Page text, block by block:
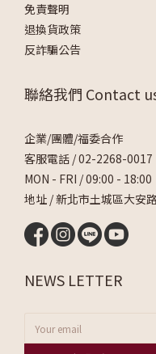
免責聲明
退換貨政策
反詐騙公告
聯絡我們 Contact
企業/團體/福委合作
客服電話 /02-2268-0017
MON - FRI / 09:00 - 18:00
地址 / 新北市土城區大安
NEWS LETTER